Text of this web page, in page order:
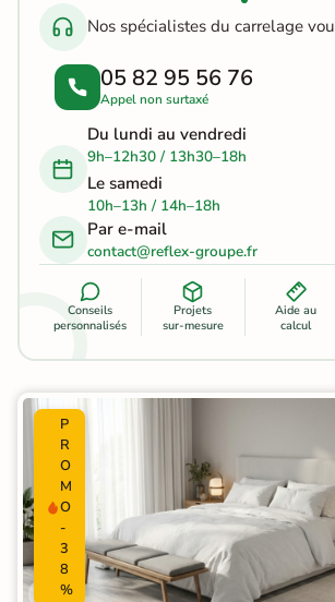
Nos spécialistes du carrelage
05 82 95 56 76
Appel non surtaxé
Du lundi au vendredi
9h–12h30 / 13h30–18h
Le samedi
10h–13h / 14h–18h
Par e-mail
contact@reflex-groupe.fr
Conseils
personnalisés
Projets
sur-mesure
Aide au
calcul
P
R
O
M
O
-
3
8
%